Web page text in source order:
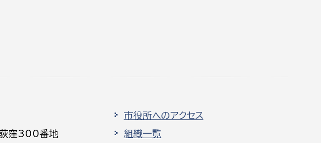
窪300番地
市役所へのアクセス
組織一覧